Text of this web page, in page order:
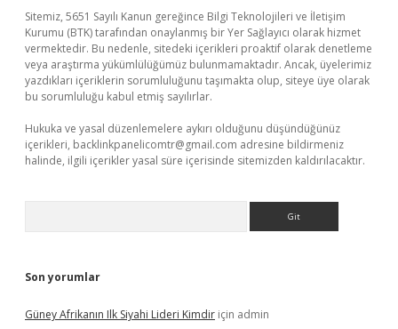
Sitemiz, 5651 Sayılı Kanun gereğince Bilgi Teknolojileri ve İletişim
Kurumu (BTK) tarafından onaylanmış bir Yer Sağlayıcı olarak hizmet
vermektedir. Bu nedenle, sitedeki içerikleri proaktif olarak denetleme
veya araştırma yükümlülüğümüz bulunmamaktadır. Ancak, üyelerimiz
yazdıkları içeriklerin sorumluluğunu taşımakta olup, siteye üye olarak
bu sorumluluğu kabul etmiş sayılırlar.
Hukuka ve yasal düzenlemelere aykırı olduğunu düşündüğünüz
içerikleri, backlinkpanelicomtr@gmail.com adresine bildirmeniz
halinde, ilgili içerikler yasal süre içerisinde sitemizden kaldırılacaktır.
Son yorumlar
Güney Afrikanın Ilk Siyahi Lideri Kimdir için admin